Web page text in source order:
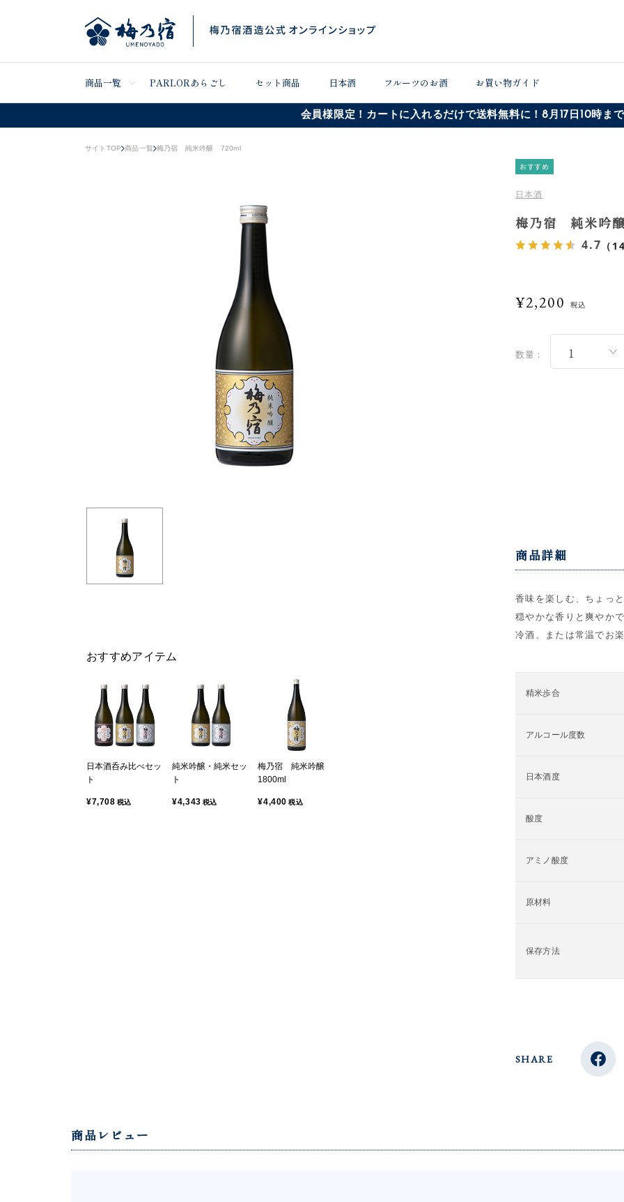
商品一覧 PARLORあらごし セット商品 日本酒 フルーツのお酒 お買い物ガイド
会員様限定！カートに入れるだけで送料無料に！8月17日10時まで
サイトTOP 商品一覧 梅乃宿 純米吟醸 720ml
おすすめアイテム
日本酒呑み比べセッ
ト
¥7,708 税込
純米吟醸・純米セッ
ト
¥4,343 税込
梅乃宿 純米吟醸
1800ml
¥4,400 税込
おすすめ
日本酒
梅乃宿 純米吟
4.7 （
¥2,200 税込
数量：
商品詳細
香味を楽しむ、ちょっ
穏やかな香りと爽やか
冷酒、または常温でお
精米歩合
アルコール度数
日本酒度
酸度
アミノ酸度
原材料
保存方法
SHARE
商品レビュー